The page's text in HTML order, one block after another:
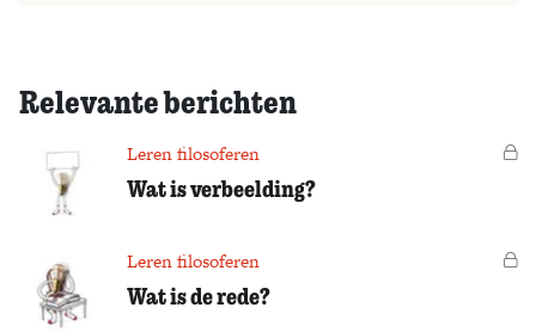
Relevante berichten
Leren filosoferen
Wat is verbeelding?
Leren filosoferen
Wat is de rede?